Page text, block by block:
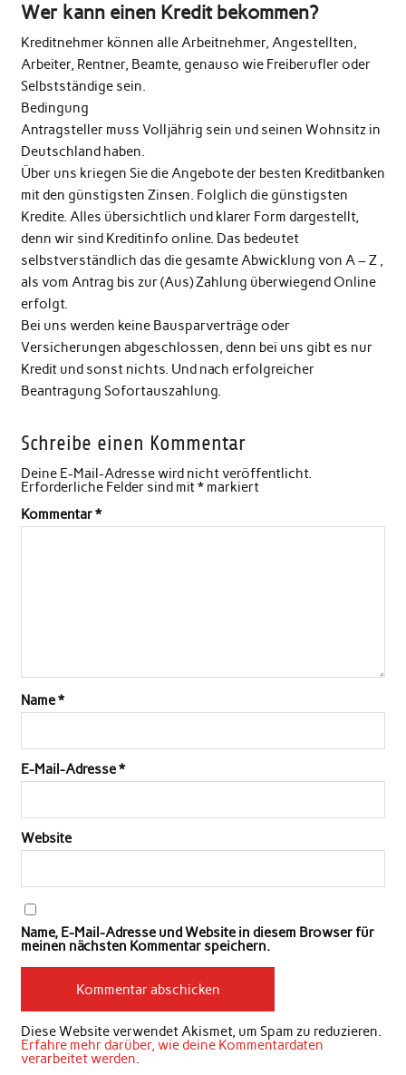
Wer kann einen Kredit bekommen?
Kreditnehmer können alle Arbeitnehmer, Angestellten,
Arbeiter, Rentner, Beamte, genauso wie Freiberufler oder
Selbstständige sein.
Bedingung
Antragsteller muss Volljährig sein und seinen Wohnsitz in
Deutschland haben.
Über uns kriegen Sie die Angebote der besten Kreditbanken
mit den günstigsten Zinsen. Folglich die günstigsten
Kredite. Alles übersichtlich und klarer Form dargestellt,
denn wir sind Kreditinfo online. Das bedeutet
selbstverständlich das die gesamte Abwicklung von A – Z ,
als vom Antrag bis zur (Aus) Zahlung überwiegend Online
erfolgt.
Bei uns werden keine Bausparverträge oder
Versicherungen abgeschlossen, denn bei uns gibt es nur
Kredit und sonst nichts. Und nach erfolgreicher
Beantragung Sofortauszahlung.
Schreibe einen Kommentar
Deine E-Mail-Adresse wird nicht veröffentlicht.
Erforderliche Felder sind mit*markiert
Kommentar*
Name*
E-Mail-Adresse*
Website
Name, E-Mail-Adresse und Website in diesem Browser für
meinen nächsten Kommentar speichern.
Diese Website verwendet Akismet, um Spam zu reduzieren.
Erfahre mehr darüber, wie deine Kommentardaten
verarbeitet werden.